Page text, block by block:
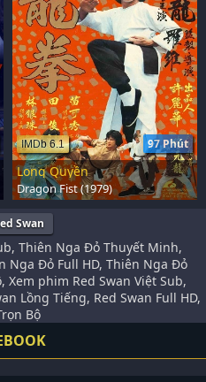
97 Phút
IMDb 6.1
Long Quyền
Dragon Fist (1979)
Swan
Thiên Nga Đỏ Thuyết Minh,
Nga Đỏ Full HD, Thiên Nga Đỏ
phim Red Swan Việt Sub,
Lồng Tiếng, Red Swan Full HD,
Bộ